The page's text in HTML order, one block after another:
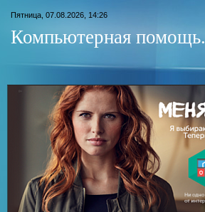
Пятница, 07.08.2026, 14:26
Компьютерная помощь.